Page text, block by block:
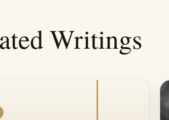
Writings